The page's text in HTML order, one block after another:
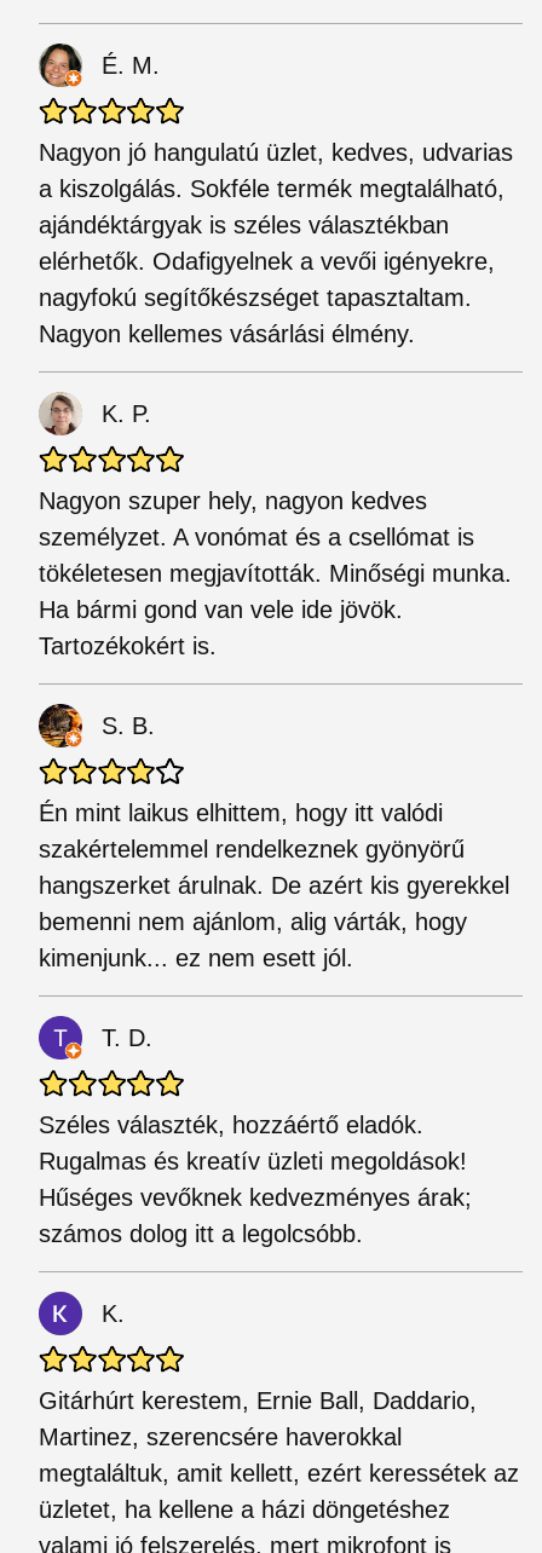
É. M.
Nagyon jó hangulatú üzlet, kedves, udvarias
a kiszolgálás. Sokféle termék megtalálható,
ajándéktárgyak is széles választékban
elérhetők. Odafigyelnek a vevői igényekre,
nagyfokú segítőkészséget tapasztaltam.
Nagyon kellemes vásárlási élmény.
K. P.
Nagyon szuper hely, nagyon kedves
személyzet. A vonómat és a csellómat is
tökéletesen megjavították. Minőségi munka.
Ha bármi gond van vele ide jövök.
Tartozékokért is.
S. B.
Én mint laikus elhittem, hogy itt valódi
szakértelemmel rendelkeznek gyönyörű
hangszerket árulnak. De azért kis gyerekkel
bemenni nem ajánlom, alig várták, hogy
kimenjunk... ez nem esett jól.
T. D.
Széles választék, hozzáértő eladók.
Rugalmas és kreatív üzleti megoldások!
Hűséges vevőknek kedvezményes árak;
számos dolog itt a legolcsóbb.
K.
Gitárhúrt kerestem, Ernie Ball, Daddario,
Martinez, szerencsére haverokkal
megtaláltuk, amit kellett, ezért keressétek az
üzletet, ha kellene a házi döngetéshez
valami jó felszerelés, mert mikrofont is